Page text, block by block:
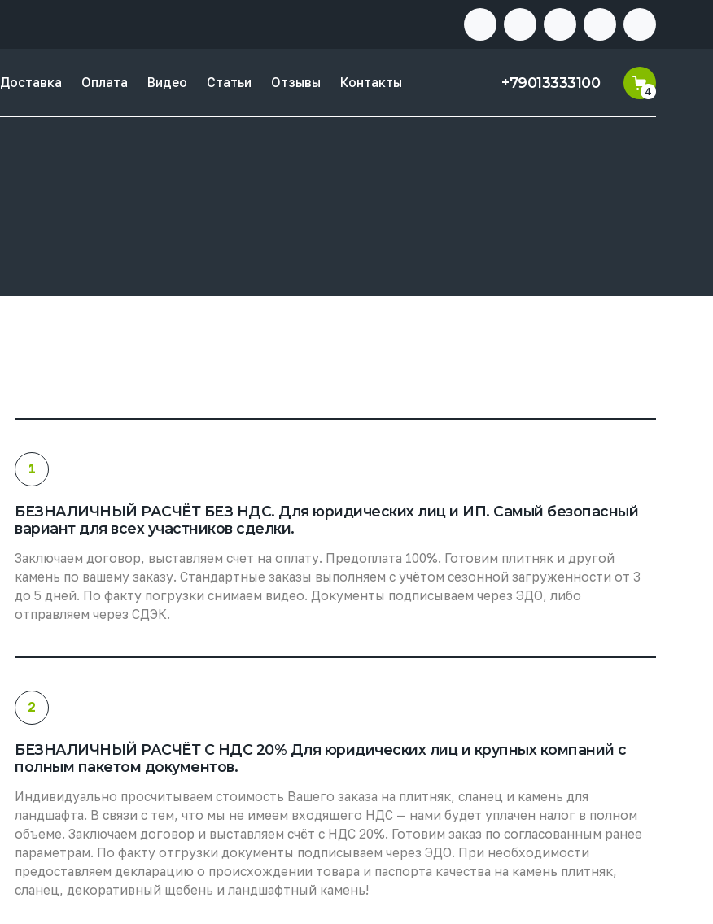
Доставка Оплата Видео Статьи Отзывы Контакты +79013333100 4
1
БЕЗНАЛИЧНЫЙ РАСЧЁТ БЕЗ НДС. Для юридических лиц и ИП. Самый безопасный
вариант для всех участников сделки.
Заключаем договор, выставляем счет на оплату. Предоплата 100%. Готовим плитняк и другой
камень по вашему заказу. Стандартные заказы выполняем с учётом сезонной загруженности от 3
до 5 дней. По факту погрузки снимаем видео. Документы подписываем через ЭДО, либо
отправляем через СДЭК.
2
БЕЗНАЛИЧНЫЙ РАСЧЁТ С НДС 20% Для юридических лиц и крупных компаний с
полным пакетом документов.
Индивидуально просчитываем стоимость Вашего заказа на плитняк, сланец и камень для
ландшафта. В связи с тем, что мы не имеем входящего НДС — нами будет уплачен налог в полном
объеме. Заключаем договор и выставляем счёт с НДС 20%. Готовим заказ по согласованным ранее
параметрам. По факту отгрузки документы подписываем через ЭДО. При необходимости
предоставляем декларацию о происхождении товара и паспорта качества на камень плитняк,
сланец, декоративный щебень и ландшафтный камень!